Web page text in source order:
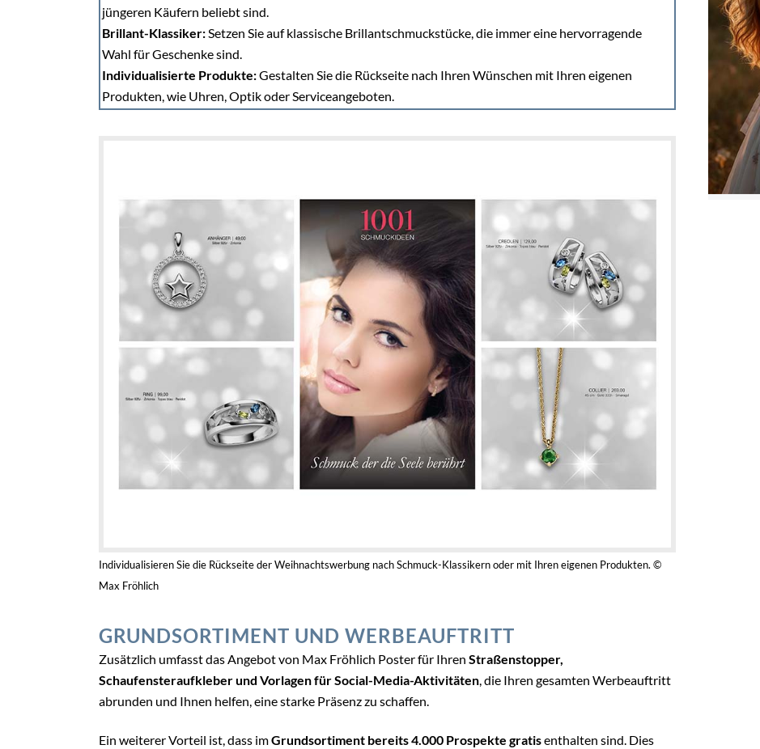
jüngeren Käufern beliebt sind.
Brillant-Klassiker:Setzen Sie auf klassische Brillantschmuckstücke, die immer eine hervorragende
Wahl für Geschenke sind.
Individualisierte Produkte:Gestalten Sie die Rückseite nach Ihren Wünschen mit Ihren eigenen
Produkten, wie Uhren, Optik oder Serviceangeboten.
Individualisieren Sie die Rückseite der Weihnachtswerbung nach Schmuck-Klassikern oder mit Ihren eigenen Produkten. ©
Max Fröhlich
GRUNDSORTIMENT UND WERBEAUFTRITT
Zusätzlich umfasst das Angebot von Max Fröhlich Poster für Ihren Straßenstopper,
Schaufensteraufkleber und Vorlagen für Social-Media-Aktivitäten, die Ihren gesamten Werbeauftritt
abrunden und Ihnen helfen, eine starke Präsenz zu schaffen.
Ein weiterer Vorteil ist, dass imGrundsortiment bereits 4.000 Prospekte gratisenthalten sind. Dies